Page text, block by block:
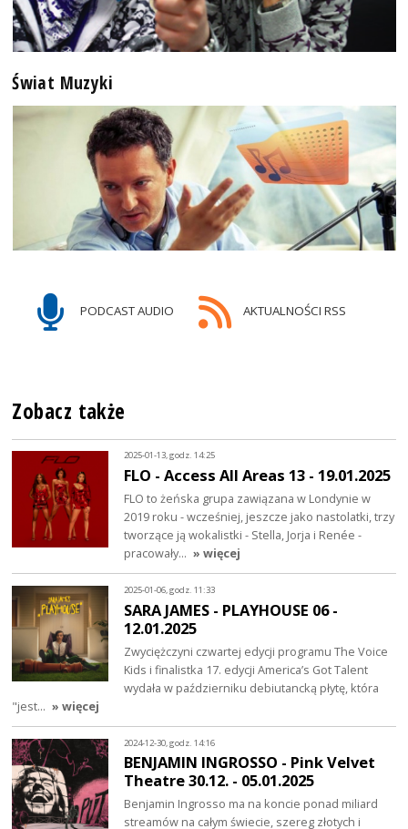
Świat Muzyki
PODCAST AUDIO AKTUALNOŚCI RSS
Zobacz także
2025-01-13, godz. 14:25
FLO - Access All Areas 13 - 19.01.2025
FLO to żeńska grupa zawiązana w Londynie w
2019 roku - wcześniej, jeszcze jako nastolatki, trzy
tworzące ją wokalistki - Stella, Jorja i Renée -
pracowały… » więcej
2025-01-06, godz. 11:33
SARA JAMES - PLAYHOUSE 06 -
12.01.2025
Zwyciężczyni czwartej edycji programu The Voice
Kids i finalistka 17. edycji America’s Got Talent
wydała w październiku debiutancką płytę, która
"jest… » więcej
2024-12-30, godz. 14:16
BENJAMIN INGROSSO - Pink Velvet
Theatre 30.12. - 05.01.2025
Benjamin Ingrosso ma na koncie ponad miliard
streamów na całym świecie, szereg złotych i